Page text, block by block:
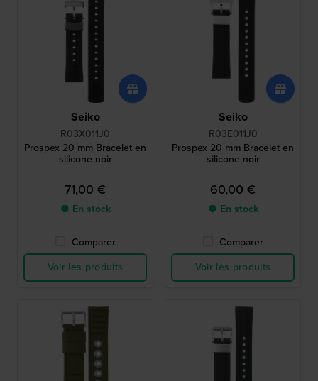
Seiko
R03X011J0
Prospex 20 mm Bracelet en
silicone noir
71,00 €
● En stock
Comparer
Voir les produits
Seiko
R03E011J0
Prospex 20 mm Bracelet en
silicone noir
60,00 €
● En stock
Comparer
Voir les produits